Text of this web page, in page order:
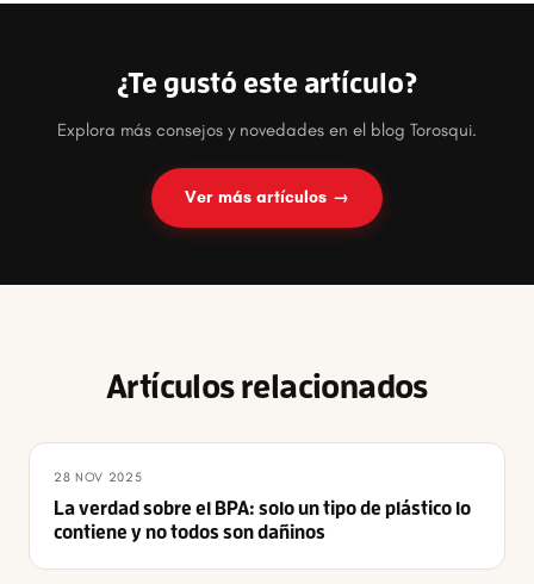
¿Te gustó este artículo?
Explora más consejos y novedades en el blog Torosqui.
Ver más artículos →
Artículos relacionados
28 NOV 2025
La verdad sobre el BPA: solo un tipo de plástico lo
contiene y no todos son dañinos